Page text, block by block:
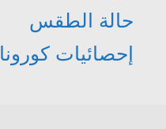
حالة الطقس
إحصائيات كورونا